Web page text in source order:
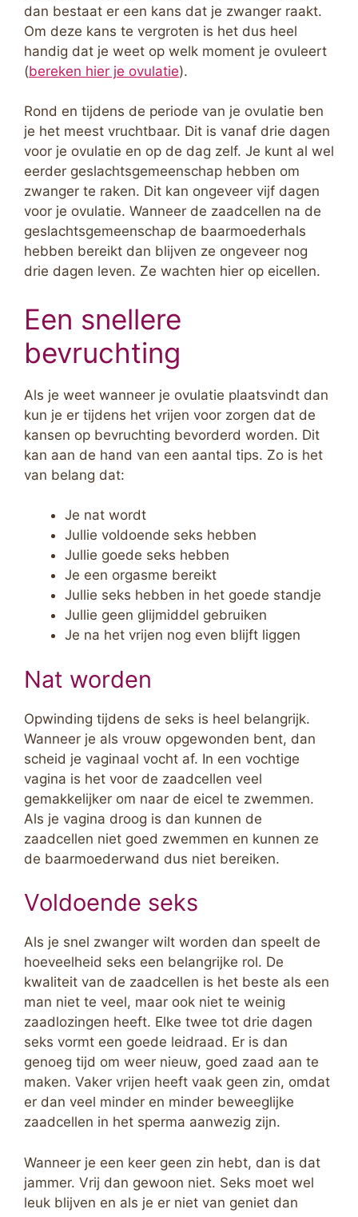
dan bestaat er een kans dat je zwanger raakt.
Om deze kans te vergroten is het dus heel
handig dat je weet op welk moment je ovuleert
(bereken hier je ovulatie).
Rond en tijdens de periode van je ovulatie ben
je het meest vruchtbaar. Dit is vanaf drie dagen
voor je ovulatie en op de dag zelf. Je kunt al wel
eerder geslachtsgemeenschap hebben om
zwanger te raken. Dit kan ongeveer vijf dagen
voor je ovulatie. Wanneer de zaadcellen na de
geslachtsgemeenschap de baarmoederhals
hebben bereikt dan blijven ze ongeveer nog
drie dagen leven. Ze wachten hier op eicellen.
Een snellere
bevruchting
Als je weet wanneer je ovulatie plaatsvindt dan
kun je er tijdens het vrijen voor zorgen dat de
kansen op bevruchting bevorderd worden. Dit
kan aan de hand van een aantal tips. Zo is het
van belang dat:
Je nat wordt
Jullie voldoende seks hebben
Jullie goede seks hebben
Je een orgasme bereikt
Jullie seks hebben in het goede standje
Jullie geen glijmiddel gebruiken
Je na het vrijen nog even blijft liggen
Nat worden
Opwinding tijdens de seks is heel belangrijk.
Wanneer je als vrouw opgewonden bent, dan
scheid je vaginaal vocht af. In een vochtige
vagina is het voor de zaadcellen veel
gemakkelijker om naar de eicel te zwemmen.
Als je vagina droog is dan kunnen de
zaadcellen niet goed zwemmen en kunnen ze
de baarmoederwand dus niet bereiken.
Voldoende seks
Als je snel zwanger wilt worden dan speelt de
hoeveelheid seks een belangrijke rol. De
kwaliteit van de zaadcellen is het beste als een
man niet te veel, maar ook niet te weinig
zaadlozingen heeft. Elke twee tot drie dagen
seks vormt een goede leidraad. Er is dan
genoeg tijd om weer nieuw, goed zaad aan te
maken. Vaker vrijen heeft vaak geen zin, omdat
er dan veel minder en minder beweeglijke
zaadcellen in het sperma aanwezig zijn.
Wanneer je een keer geen zin hebt, dan is dat
jammer. Vrij dan gewoon niet. Seks moet wel
leuk blijven en als je er niet van geniet dan